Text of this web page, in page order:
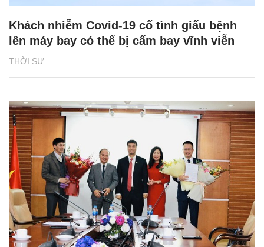
THỜI SỰ
Khách nhiễm Covid-19 cố tình giấu bệnh
lên máy bay có thể bị cấm bay vĩnh viễn